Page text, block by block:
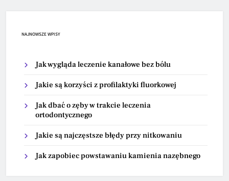
NAJNOWSZE WPISY
Jak wygląda leczenie kanałowe bez bólu
Jakie są korzyści z profilaktyki fluorkowej
Jak dbać o zęby w trakcie leczenia
ortodontycznego
Jakie są najczęstsze błędy przy nitkowaniu
Jak zapobiec powstawaniu kamienia nazębnego